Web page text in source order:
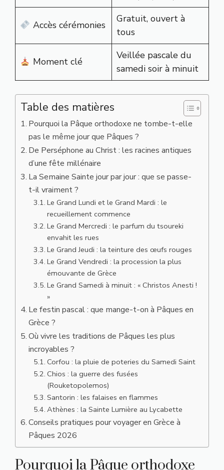
Accès cérémonies
Gratuit, ouvert à
tous
Moment clé
Veillée pascale du
samedi soir à minuit
Table des matières
Pourquoi la Pâque orthodoxe ne tombe-t-elle
pas le même jour que Pâques ?
De Perséphone au Christ : les racines antiques
d’une fête millénaire
La Semaine Sainte jour par jour : que se passe-
t-il vraiment ?
Le Grand Lundi et le Grand Mardi : le
recueillement commence
Le Grand Mercredi : le parfum du tsoureki
envahit les rues
Le Grand Jeudi : la teinture des œufs rouges
Le Grand Vendredi : la procession la plus
émouvante de Grèce
Le Grand Samedi à minuit : « Christos Anesti !
»
Le festin pascal : que mange-t-on à Pâques en
Grèce ?
Où vivre les traditions de Pâques les plus
incroyables ?
Corfou : la pluie de poteries du Samedi Saint
Chios : la guerre des fusées
(Rouketopolemos)
Santorin : les falaises en flammes
Athènes : la Sainte Lumière au Lycabette
Conseils pratiques pour voyager en Grèce à
Pâques 2026
Pourquoi la Pâque orthodoxe